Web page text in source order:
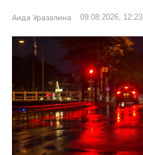
Аида Уразалина 09.08.2026, 12:23